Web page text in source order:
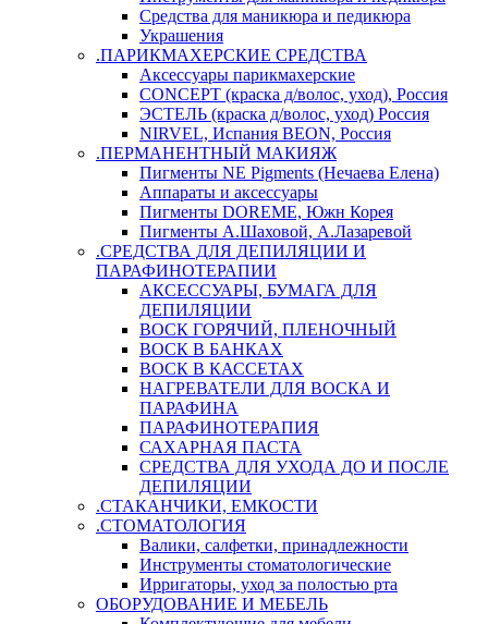
Средства для маникюра и педикюра
Украшения
.ПАРИКМАХЕРСКИЕ СРЕДСТВА
Аксессуары парикмахерские
CONCEPT (краска д/волос, уход), Россия
ЭСТЕЛЬ (краска д/волос, уход) Россия
NIRVEL, Испания BEON, Россия
.ПЕРМАНЕНТНЫЙ МАКИЯЖ
Пигменты NE Pigments (Нечаева Елена)
Аппараты и аксессуары
Пигменты DOREME, Южн Корея
Пигменты А.Шаховой, А.Лазаревой
.СРЕДСТВА ДЛЯ ДЕПИЛЯЦИИ И
ПАРАФИНОТЕРАПИИ
АКСЕССУАРЫ, БУМАГА ДЛЯ
ДЕПИЛЯЦИИ
ВОСК ГОРЯЧИЙ, ПЛЕНОЧНЫЙ
ВОСК В БАНКАХ
ВОСК В КАССЕТАХ
НАГРЕВАТЕЛИ ДЛЯ ВОСКА И
ПАРАФИНА
ПАРАФИНОТЕРАПИЯ
САХАРНАЯ ПАСТА
СРЕДСТВА ДЛЯ УХОДА ДО И ПОСЛЕ
ДЕПИЛЯЦИИ
.СТАКАНЧИКИ, ЕМКОСТИ
.СТОМАТОЛОГИЯ
Валики, салфетки, принадлежности
Инструменты стоматологические
Ирригаторы, уход за полостью рта
ОБОРУДОВАНИЕ И МЕБЕЛЬ